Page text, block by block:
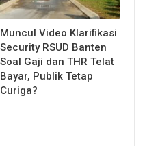
Muncul Video Klarifikasi
Security RSUD Banten
Soal Gaji dan THR Telat
Bayar, Publik Tetap
Curiga?